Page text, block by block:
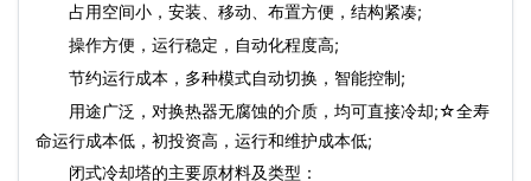
占用空间小，安装、移动、布置方便，结构紧凑;
操作方便，运行稳定，自动化程度高;
节约运行成本，多种模式自动切换，智能控制;
用途广泛，对换热器无腐蚀的介质，均可直接冷却;☆全寿
命运行成本低，初投资高，运行和维护成本低;
闭式冷却塔的主要原材料及类型：